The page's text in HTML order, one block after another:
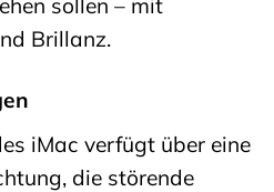
sollen – mit
Brillanz.
iMac verfügt über eine
die störende